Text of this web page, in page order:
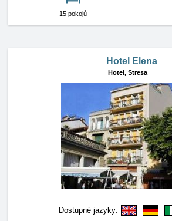
15 pokojů
Hotel Elena
Hotel, Stresa
Dostupné jazyky: